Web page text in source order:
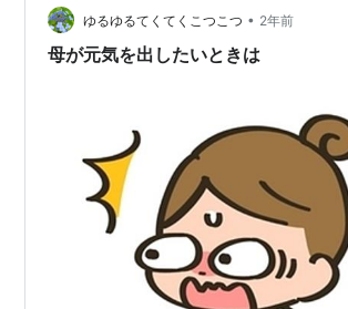
今週のお題が刺さりました。 こういう時に
法って何があるだろう？ ①好きなものを
ゆるゆるてくてくこつこつ • 2年前
母が元気を出したいときは